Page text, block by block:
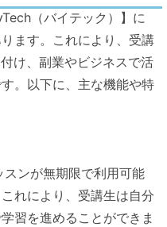
（バイテック）】に
ます。これにより、受講
け、副業やビジネスで活
。以下に、主な機能や特
ンが無期限で利用可能
れにより、受講生は自分
習を進めることができま